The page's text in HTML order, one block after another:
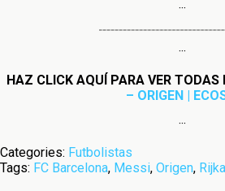
···
···
HAZ CLICK AQUÍ PARA VER TODAS
– ORIGEN |
···
Categories: Futbolistas
Tags: FC Barcelona, Messi, Origen,